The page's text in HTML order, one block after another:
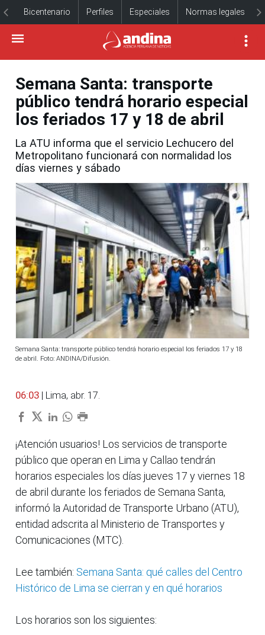
Bicentenario Perfiles Especiales Normas legales
Semana Santa: transporte
público tendrá horario especial
los feriados 17 y 18 de abril
La ATU informa que el servicio Lechucero del
Metropolitano funcionará con normalidad los
días viernes y sábado
Semana Santa: transporte público tendrá horario especial los feriados 17 y 18
de abril. Foto: ANDINA/Difusión.
06:03 | Lima, abr. 17.
¡Atención usuarios! Los servicios de transporte
público que operan en Lima y Callao tendrán
horarios especiales los días jueves 17 y viernes 18
de abril durante los feriados de Semana Santa,
informó la Autoridad de Transporte Urbano (ATU),
entidad adscrita al Ministerio de Transportes y
Comunicaciones (MTC).
Lee también: Semana Santa: qué calles del Centro
Histórico de Lima se cierran y en qué horarios
Los horarios son los siguientes: